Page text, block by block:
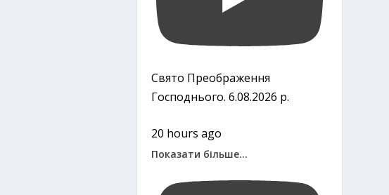
Свято Преображення
Господнього. 6.08.2026 р.
20 hours ago
Показати більше...